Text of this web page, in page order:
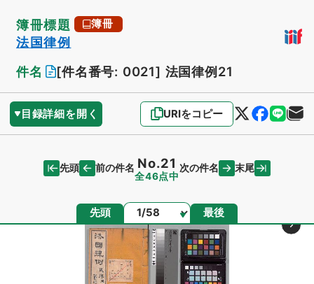
簿冊標題 簿冊
法国律例
件名
[件名番号: 0021] 法国律例21
目録詳細を開く URIをコピー
先頭 前の件名 No.21
全46点中
次の件名 末尾
先頭 ページ 最後